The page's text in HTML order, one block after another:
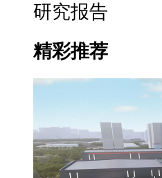
研究报告
精彩推荐